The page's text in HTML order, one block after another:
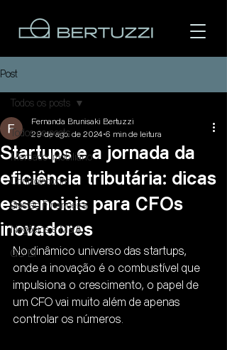
Área do cliente
Post
Todos os posts
Mercado Imobiliário
Controladoria
Gestão Financeira
Negócios e M&A
GO BI
Todos os posts
Startups e a jornada da
eficiência tributária: dicas
essenciais para CFOs
inovadores
Fernanda Brunisaki Bertuzzi
29 de ago. de 2024 6 min de leitura
No dinâmico universo das startups,
onde a inovação é o combustível que
impulsiona o crescimento, o papel de
um CFO vai muito além de apenas
controlar os números.